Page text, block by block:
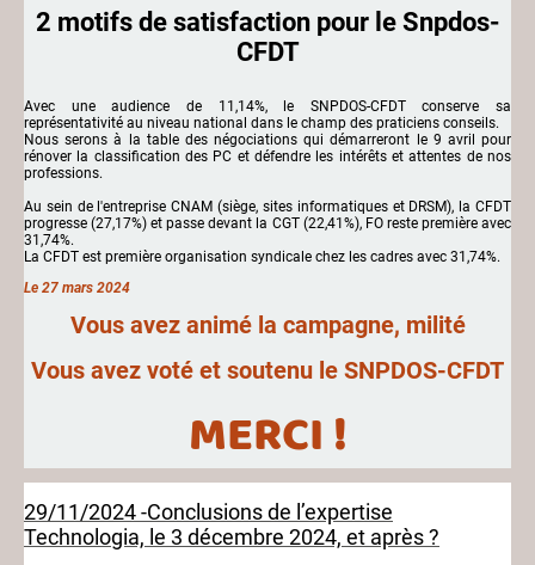
2 motifs de satisfaction pour le Snpdos-
CFDT
Avec une audience de 11,14%, le SNPDOS-CFDT conserve sa
représentativité au niveau national dans le champ des praticiens conseils.
Nous serons à la table des négociations qui démarreront le 9 avril pour
rénover la classification des PC et défendre les intérêts et attentes de nos
professions.
Au sein de l'entreprise CNAM (siège, sites informatiques et DRSM), la CFDT
progresse (27,17%) et passe devant la CGT (22,41%), FO reste première avec
31,74%.
La CFDT est première organisation syndicale chez les cadres avec 31,74%.
Le 27 mars 2024
Vous avez animé la campagne, milité
Vous avez voté et soutenu le SNPDOS-CFDT
MERCI !
29/11/2024 -Conclusions de l’expertise
Technologia, le 3 décembre 2024, et après ?